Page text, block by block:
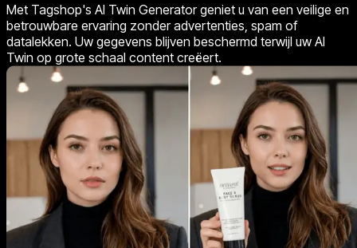
Met Tagshop's AI Twin Generator geniet u van een veilige en
betrouwbare ervaring zonder advertenties, spam of
datalekken. Uw gegevens blijven beschermd terwijl uw AI
Twin op grote schaal content creëert.